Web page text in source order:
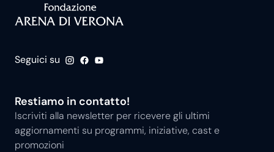
Seguici su
Restiamo in contatto!
Iscriviti alla newsletter per ricevere gli ultimi
aggiornamenti su programmi, iniziative, cast e
promozioni